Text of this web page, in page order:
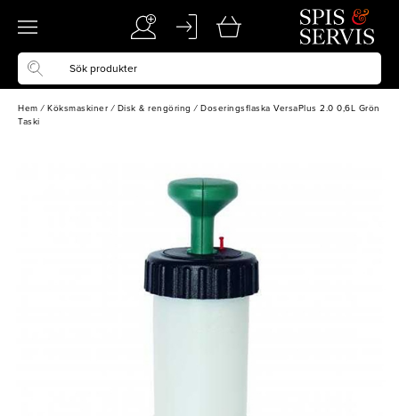
Hem / Köksmaskiner / Disk & rengöring / Doseringsflaska VersaPlus 2.0 0,6L Grön
Taski